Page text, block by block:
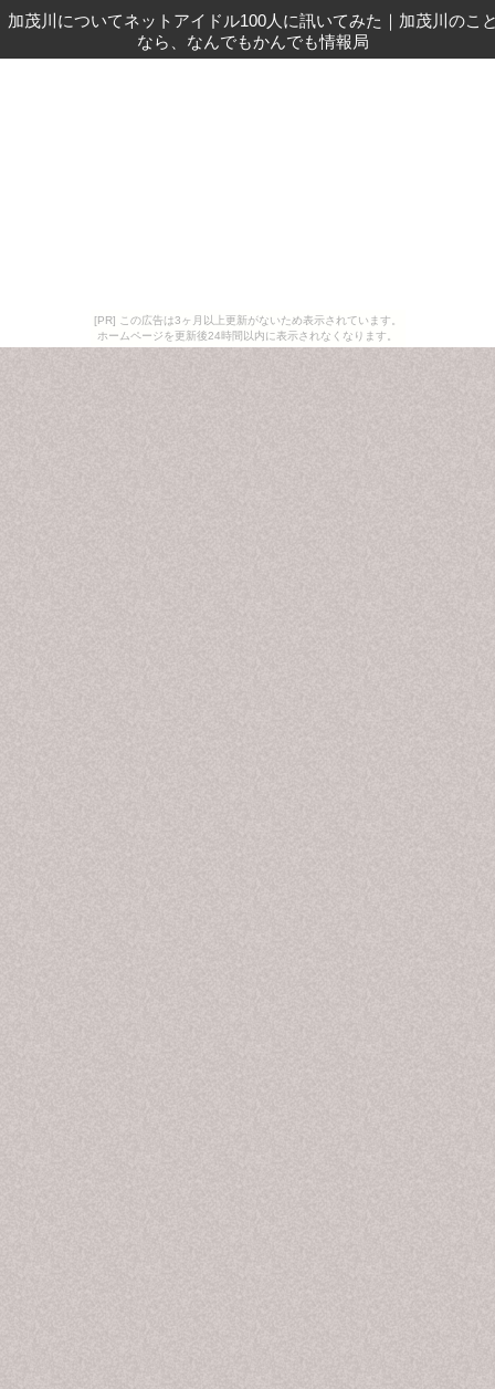
[PR] この広告は3ヶ月以上更新がないため表示されています。
ホームページを更新後24時間以内に表示されなくなります。
加茂川についてネットアイドル100人に訊いてみた ｜ 加茂川のこ
なら、なんでもかんでも情報局